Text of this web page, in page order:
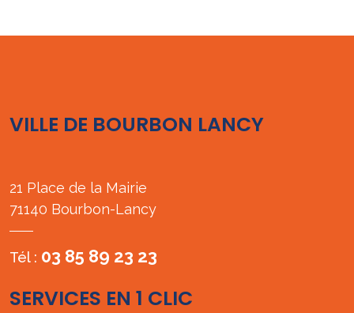
VILLE DE BOURBON LANCY
21 Place de la Mairie
71140 Bourbon-Lancy
Tél : 03 85 89 23 23
SERVICES EN 1 CLIC